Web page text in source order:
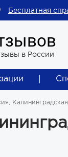
Бесплатная
в России